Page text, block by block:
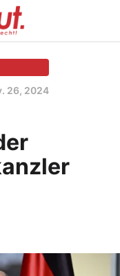
26, 2024